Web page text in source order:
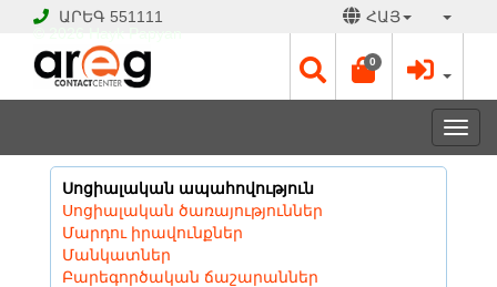
ԱՐԵԳ 551111 ՀԱՅ
0
Սոցիալական ապահովություն
Սոցիալական ծառայություններ
Մարդու իրավունքներ
Մանկատներ
Բարեգործական ճաշարաններ